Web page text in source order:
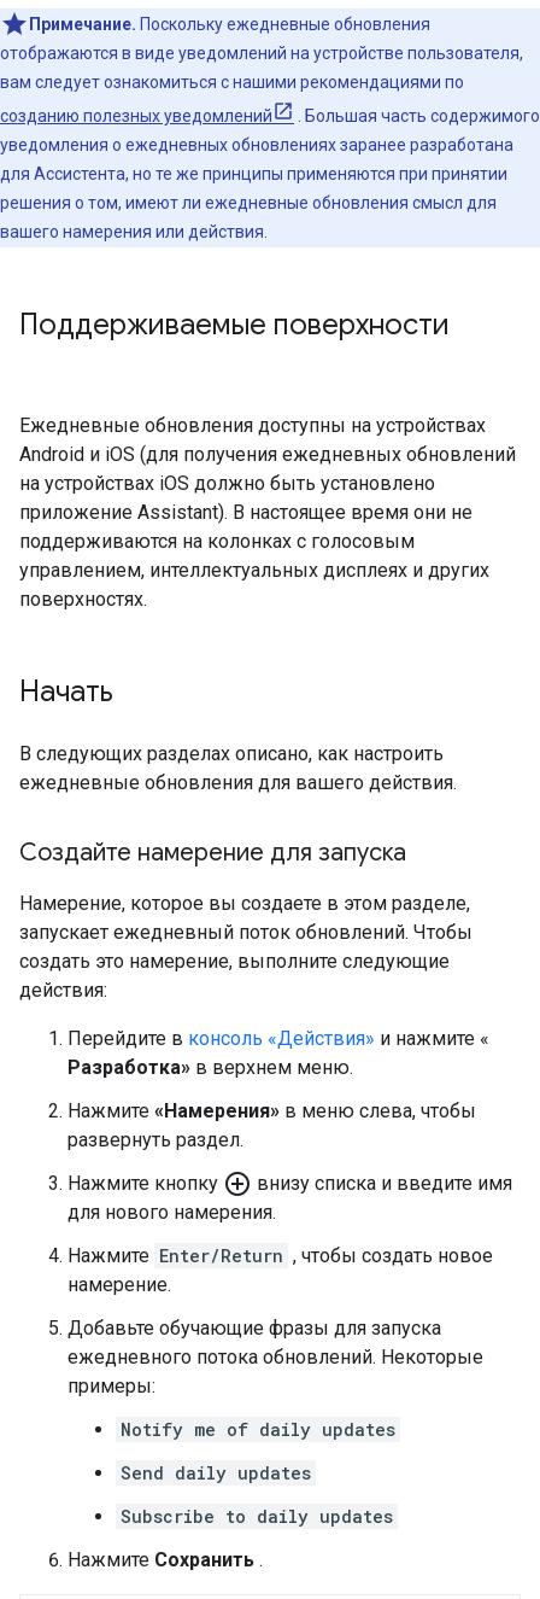
Примечание. Поскольку ежедневные обновления
отображаются в виде уведомлений на устройстве пользователя,
вам следует ознакомиться с нашими рекомендациями по
созданию полезных уведомлений
. Большая часть содержимого
уведомления о ежедневных обновлениях заранее разработана
для Ассистента, но те же принципы применяются при принятии
решения о том, имеют ли ежедневные обновления смысл для
вашего намерения или действия.
Поддерживаемые поверхности
Ежедневные обновления доступны на устройствах
Android и iOS (для получения ежедневных обновлений
на устройствах iOS должно быть установлено
приложение Assistant). В настоящее время они не
поддерживаются на колонках с голосовым
управлением, интеллектуальных дисплеях и других
поверхностях.
Начать
В следующих разделах описано, как настроить
ежедневные обновления для вашего действия.
Создайте намерение для запуска
Намерение, которое вы создаете в этом разделе,
запускает ежедневный поток обновлений. Чтобы
создать это намерение, выполните следующие
действия:
Перейдите в консоль «Действия» и нажмите «
Разработка» в верхнем меню.
Нажмите «Намерения» в меню слева, чтобы
развернуть раздел.
Нажмите кнопку add_circle_outline внизу списка и введите имя
для нового намерения.
Нажмите Enter/Return , чтобы создать новое
намерение.
Добавьте обучающие фразы для запуска
ежедневного потока обновлений. Некоторые
примеры:
Notify me of daily updates
Send daily updates
Subscribe to daily updates
Нажмите Сохранить .